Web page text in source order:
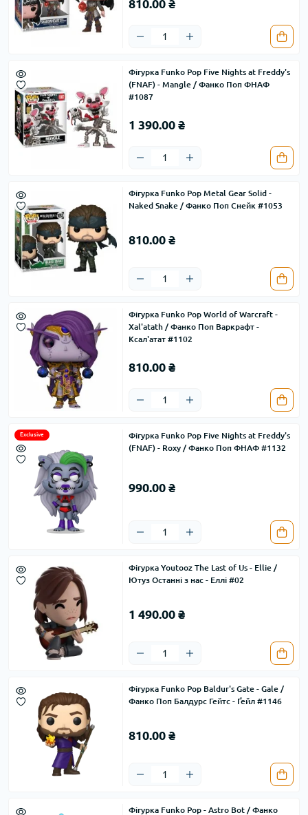
810.00 ₴
Фігурка Funko Pop Five Nights at Freddy's
(FNAF) - Mangle / Фанко Поп ФНАФ
#1087
1 390.00 ₴
Фігурка Funko Pop Metal Gear Solid -
Naked Snake / Фанко Поп Снейк #1053
810.00 ₴
Фігурка Funko Pop World of Warcraft -
Xal'atath / Фанко Поп Варкрафт -
Ксал'атат #1102
810.00 ₴
Exclusive
Фігурка Funko Pop Five Nights at Freddy's
(FNAF) - Roxy / Фанко Поп ФНАФ #1132
990.00 ₴
Фігурка Youtooz The Last of Us - Ellie /
Ютуз Останні з нас - Еллі #02
1 490.00 ₴
Фігурка Funko Pop Baldur's Gate - Gale /
Фанко Поп Балдурс Гейтс - Ґейл #1146
810.00 ₴
Фігурка Funko Pop - Astro Bot / Фанко